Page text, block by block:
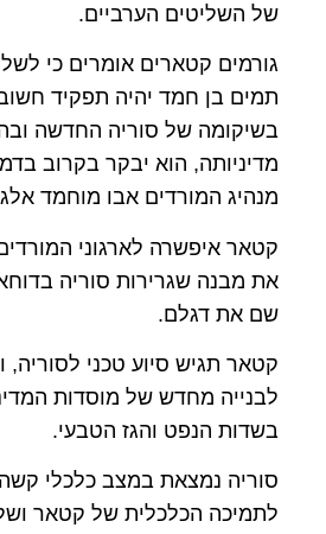
של השליטים הערביים.
גורמים קטארים אומרים כי
תמים בן חמד יהיה תפקיד
בשיקומה של סוריה החדשה
מדיניותה, הוא יבקר בקרוב
מנהיג המורדים אבו מוחמד
קטאר איפשרה לארגוני
את מבנה שגרירות סוריה
שם את דגלם.
קטאר תגיש סיוע טכני לסוריה,
לבנייה מחדש של מוסדות
בשדות הנפט והגז הטבעי.
סוריה נמצאת במצב כלכלי קשה
לתמיכה הכלכלית של קטאר